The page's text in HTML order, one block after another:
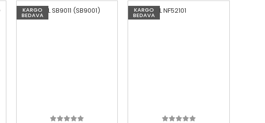
KARGO
BEDAVA
KARGO
BEDAVA